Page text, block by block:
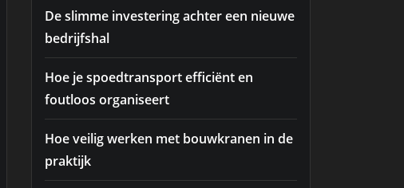
De slimme investering achter een nieuwe
bedrijfshal
Hoe je spoedtransport efficiënt en
foutloos organiseert
Hoe veilig werken met bouwkranen in de
praktijk